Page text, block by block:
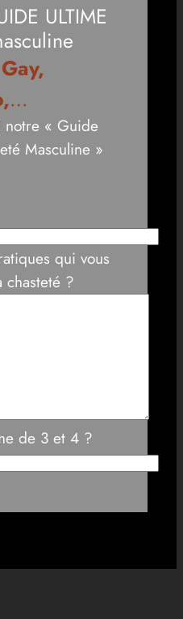
ULTIME
…
notre « Guide
Masculine »
qui vous
chasteté ?
de 3 et 4 ?